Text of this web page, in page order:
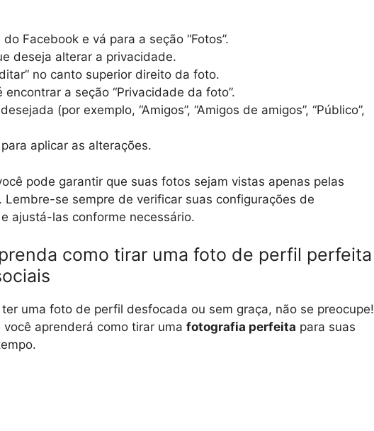
Facebook e vá para a seção “Fotos”.
deseja alterar a privacidade.
no canto superior direito da foto.
encontrar a seção “Privacidade da foto”.
(por exemplo, “Amigos”, “Amigos de amigos”, “Público”,
para aplicar as alterações.
pode garantir que suas fotos sejam vistas apenas pelas
Lembre-se sempre de verificar suas configurações de
ajustá-las conforme necessário.
como tirar uma foto de perfil perfeita
uma foto de perfil desfocada ou sem graça, não se preocupe!
você aprenderá como tirar uma fotografia perfeita para suas